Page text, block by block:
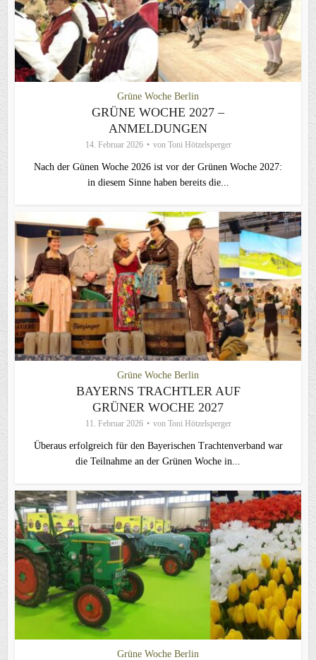
Grüne Woche Berlin
GRÜNE WOCHE 2027 –
ANMELDUNGEN
14. Februar 2026 von Toni Hötzelsperger
Nach der Günen Woche 2026 ist vor der Grünen Woche 2027:
in diesem Sinne haben bereits die...
Grüne Woche Berlin
BAYERNS TRACHTLER AUF
GRÜNER WOCHE 2027
11. Februar 2026 von Toni Hötzelsperger
Überaus erfolgreich für den Bayerischen Trachtenverband war
die Teilnahme an der Grünen Woche in...
Grüne Woche Berlin